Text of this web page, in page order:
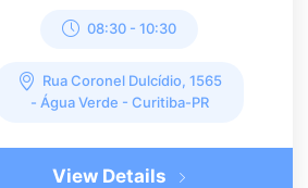
08:30 -10:30
Rua Coronel Dulcídio, 1565
- Água Verde - Curitiba-PR
View Details